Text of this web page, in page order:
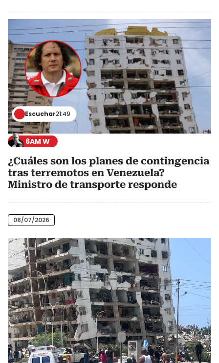
Escuchar21:49
6AM W
¿Cuáles son los planes de contingencia
tras terremotos en Venezuela?
Ministro de transporte responde
08/07/2026